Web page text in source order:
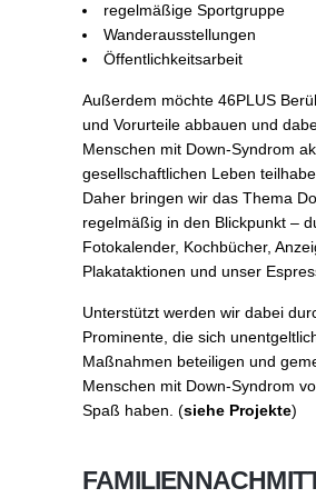
regelmäßige Sportgruppe
Wanderausstellungen
Öffentlichkeitsarbeit
Außerdem möchte 46PLUS
und Vorurteile abbauen und
Menschen mit Down-Syndrom
gesellschaftlichen Leben
Daher bringen wir das Thema
regelmäßig in den Blickpunkt –
Fotokalender, Kochbücher,
Plakataktionen und unser
Unterstützt werden wir dabei
Prominente, die sich
Maßnahmen beteiligen und
Menschen mit Down-Syndrom
Spaß haben. (siehe Projekte)